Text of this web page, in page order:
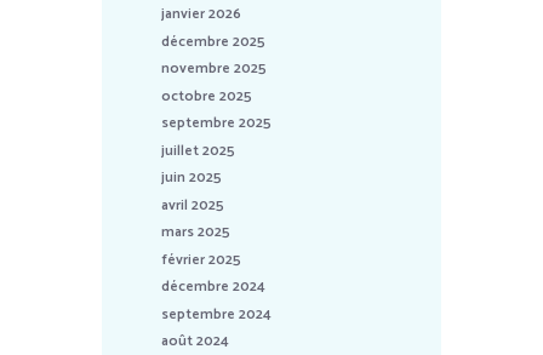
janvier 2026
décembre 2025
novembre 2025
octobre 2025
septembre 2025
juillet 2025
juin 2025
avril 2025
mars 2025
février 2025
décembre 2024
septembre 2024
août 2024